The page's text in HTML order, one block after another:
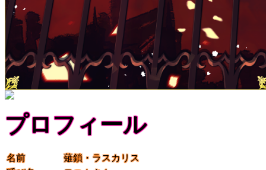
プロフィール
名前
薙鎖・ラスカリス